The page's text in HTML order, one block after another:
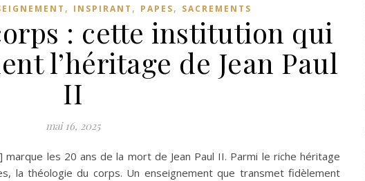
, INSPIRANT , PAPES, SACREMENTS
: cette institution qui
l’héritage de Jean Paul
II
mai 16, 2025
les 20 ans de la mort de Jean Paul II. Parmi le riche héritage
la théologie du corps. Un enseignement que transmet fidèlement